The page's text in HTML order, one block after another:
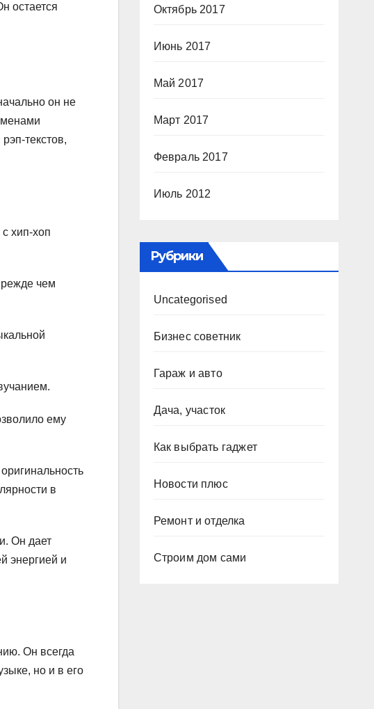
остается
он не
текстов,
хип-хоп
чем
ему
в
Он дает
энергией и
Он всегда
но и в его
Октябрь 2017
Июнь 2017
Май 2017
Март 2017
Февраль 2017
Июль 2012
Рубрики
Uncategorised
Бизнес советник
Гараж и авто
Дача, участок
Как выбрать гаджет
Новости плюс
Ремонт и отделка
Строим дом сами